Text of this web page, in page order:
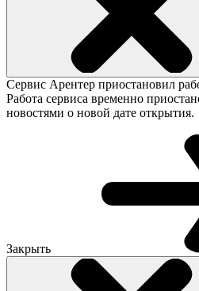
Сервис Арентер приостановил
Работа сервиса временно
новостями о новой дате открытия.
Закрыть